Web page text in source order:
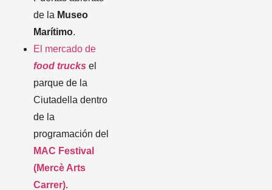
de la Museo
Marítimo.
El mercado de
food trucks el
parque de la
Ciutadella dentro
de la
programación del
MAC Festival
(Mercè Arts
Carrer).